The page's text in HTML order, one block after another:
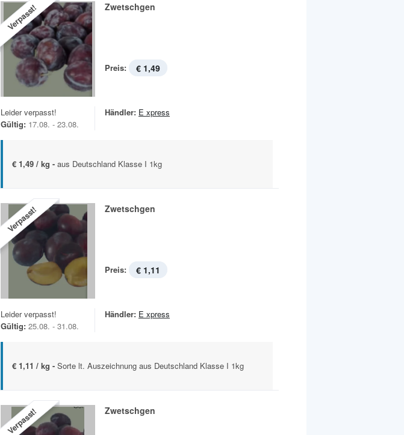
Verpasst! Zwetschgen
Preis: € 1,49
Leider verpasst!
Gültig: 17.08. - 23.08.
Händler: E xpress
€ 1,49 / kg - aus Deutschland Klasse I 1kg
Verpasst! Zwetschgen
Preis: € 1,11
Leider verpasst!
Gültig: 25.08. - 31.08.
Händler: E xpress
€ 1,11 / kg - Sorte lt. Auszeichnung aus Deutschland Klasse I 1kg
Verpasst! Zwetschgen